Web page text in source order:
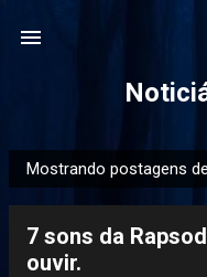
P
o
Mostrando postagens
7 sons da
ouvir.